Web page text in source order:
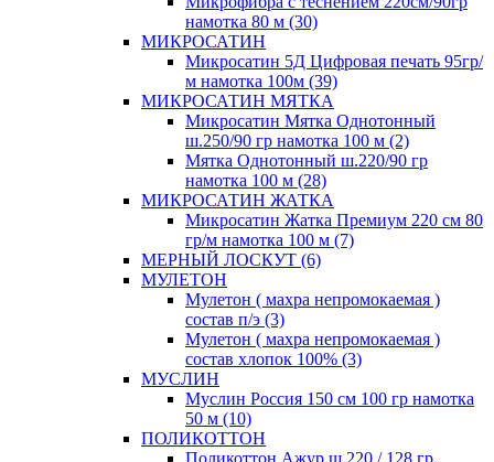
намотка 80 м (30)
МИКРОСАТИН
Микросатин 5Д Цифровая печать 95гр/
м намотка 100м (39)
МИКРОСАТИН МЯТКА
Микросатин Мятка Однотонный
ш.250/90 гр намотка 100 м (2)
Мятка Однотонный ш.220/90 гр
намотка 100 м (28)
МИКРОСАТИН ЖАТКА
Микросатин Жатка Премиум 220 см 80
гр/м намотка 100 м (7)
МЕРНЫЙ ЛОСКУТ (6)
МУЛЕТОН
Мулетон ( махра непромокаемая )
состав п/э (3)
Мулетон ( махра непромокаемая )
состав хлопок 100% (3)
МУСЛИН
Муслин Россия 150 см 100 гр намотка
50 м (10)
ПОЛИКОТТОН
Поликоттон Ажур ш.220 / 128 гр.